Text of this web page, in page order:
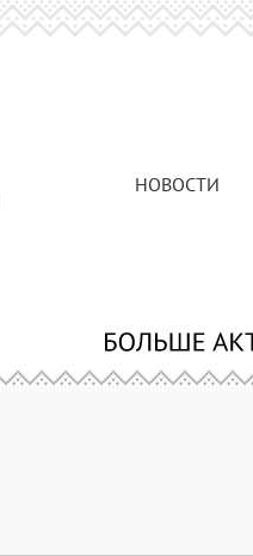
НОВОСТИ